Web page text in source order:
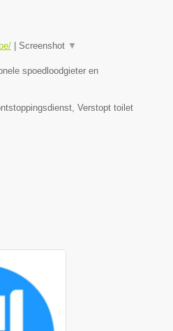
| Screenshot ▼
spoedloodgieter en
Verstopt toilet